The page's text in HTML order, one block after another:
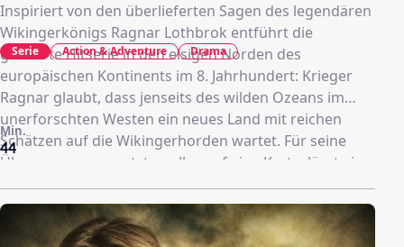
Inspiriert von den überlieferten Sagen des legendären
Wikingerkönigs Ragnar Lothbrok entführt die
gefeierte Hitserie in den eisigen Norden des
europäischen Kontinents im 8. Jahrhundert: Krieger
Ragnar glaubt, dass jenseits des wilden Ozeans im
unerforschten Westen ein neues Land mit reichen
Schätzen auf die Wikingerhorden wartet. Für seine
Überzeugungen setzt er alles auf eine Karte, lässt ein
neues Schiff bauen und macht sich in den packenden
neun Episoden der ersten Staffel auf, um Geschichte
zu schreiben.
44
Min.
Serie Action & Adventure Drama